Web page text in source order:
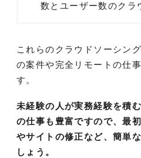
数とユーザー数のクラ
これらのクラウドソーシン
の案件や完全リモートの仕
す。
未経験の人が実務経験を積
の仕事も豊富ですので、最
やサイトの修正など、簡単
しょう。